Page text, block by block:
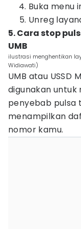
Buka menu
Unreg
5. Cara stop
UMB
ilustrasi menghentikan
Widiawati)
UMB atau USSD
digunakan
penyebab pulsa
menampilkan
nomor kamu.